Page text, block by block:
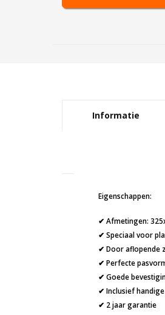
Informatie
Eigenschappen:
✔ Afmetingen:
✔ Speciaal voor
✔ Door aflopende
✔ Perfecte
✔ Goede
✔ Inclusief
✔ 2 jaar garantie